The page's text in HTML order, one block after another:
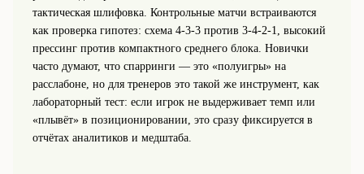
тактическая шлифовка. Контрольные матчи встраиваются
как проверка гипотез: схема 4‑3‑3 против 3‑4‑2‑1, высокий
прессинг против компактного среднего блока. Новички
часто думают, что спарринги — это «полуигры» на
расслабоне, но для тренеров это такой же инструмент, как
лабораторный тест: если игрок не выдерживает темп или
«плывёт» в позиционировании, это сразу фиксируется в
отчётах аналитиков и медштаба.